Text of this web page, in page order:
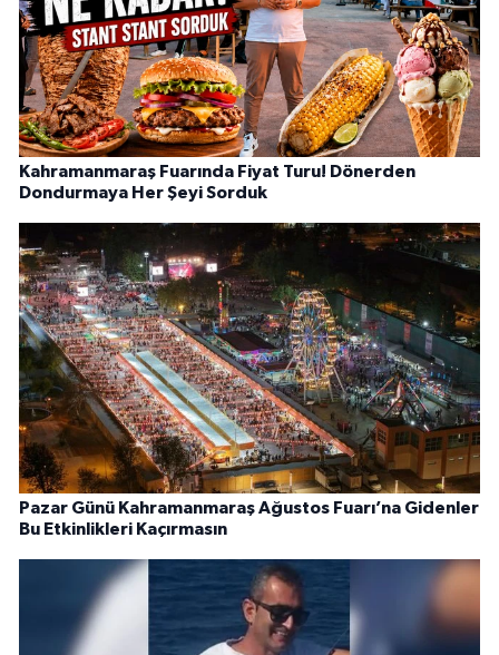
Kahramanmaraş Fuarında Fiyat Turu! Dönerden
Dondurmaya Her Şeyi Sorduk
Pazar Günü Kahramanmaraş Ağustos Fuarı’na Gidenler
Bu Etkinlikleri Kaçırmasın